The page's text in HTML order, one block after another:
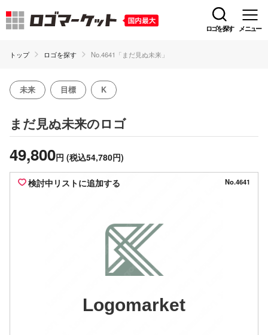
ロゴを探す メニュー
トップ ロゴを探す No.4641「まだ見ぬ未来」
未来 目標 K
まだ見ぬ未来のロゴ
49,800円 (税込54,780円)
検討中リストに追加する No.4641
Logomarket